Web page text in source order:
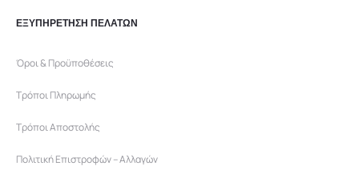
ΕΞΥΠΗΡΕΤΗΣΗ ΠΕΛΑΤΩΝ
Όροι & Προϋποθέσεις
Τρόποι Πληρωμής
Τρόποι Αποστολής
Πολιτική Επιστροφών – Αλλαγών